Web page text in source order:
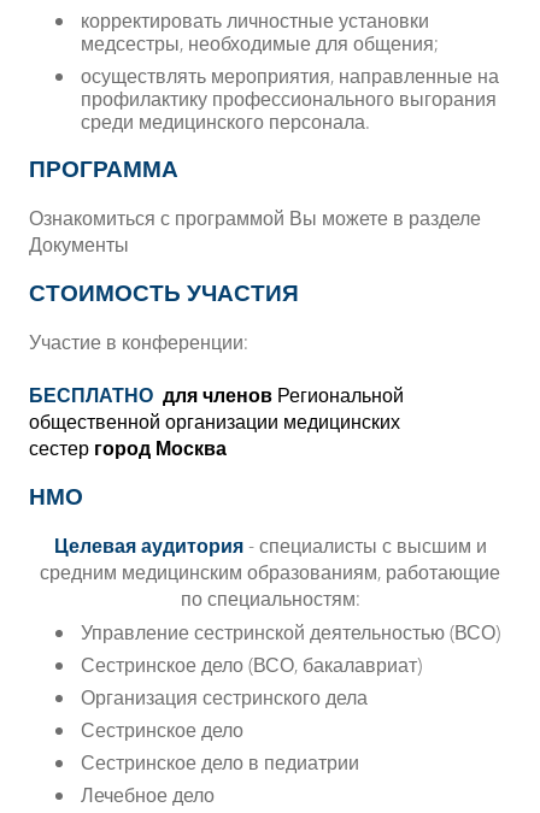
корректировать личностные установки
медсестры, необходимые для общения;
осуществлять мероприятия, направленные на
профилактику профессионального выгорания
среди медицинского персонала.
ПРОГРАММА
Ознакомиться с программой Вы можете в разделе
Документы
СТОИМОСТЬ УЧАСТИЯ
Участие в конференции:
БЕСПЛАТНО для членов Региональной
общественной организации медицинских
сестер город Москва
НМО
Целевая аудитория - специалисты с высшим и
средним медицинским образованиям, работающие
по специальностям:
Управление сестринской деятельностью (ВСО)
Сестринское дело (ВСО, бакалавриат)
Организация сестринского дела
Сестринское дело
Сестринское дело в педиатрии
Лечебное дело